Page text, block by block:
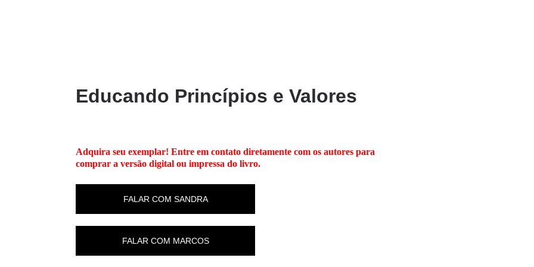
Educando Princípios e Valores
FALAR COM SANDRA
Adquira seu exemplar! Entre em contato diretamente com os autores para
comprar a versão digital ou impressa do livro.
FALAR COM MARCOS